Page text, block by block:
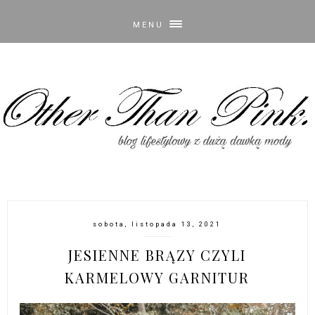
MENU
sobota, listopada 13, 2021
JESIENNE BRĄZY CZYLI
KARMELOWY GARNITUR